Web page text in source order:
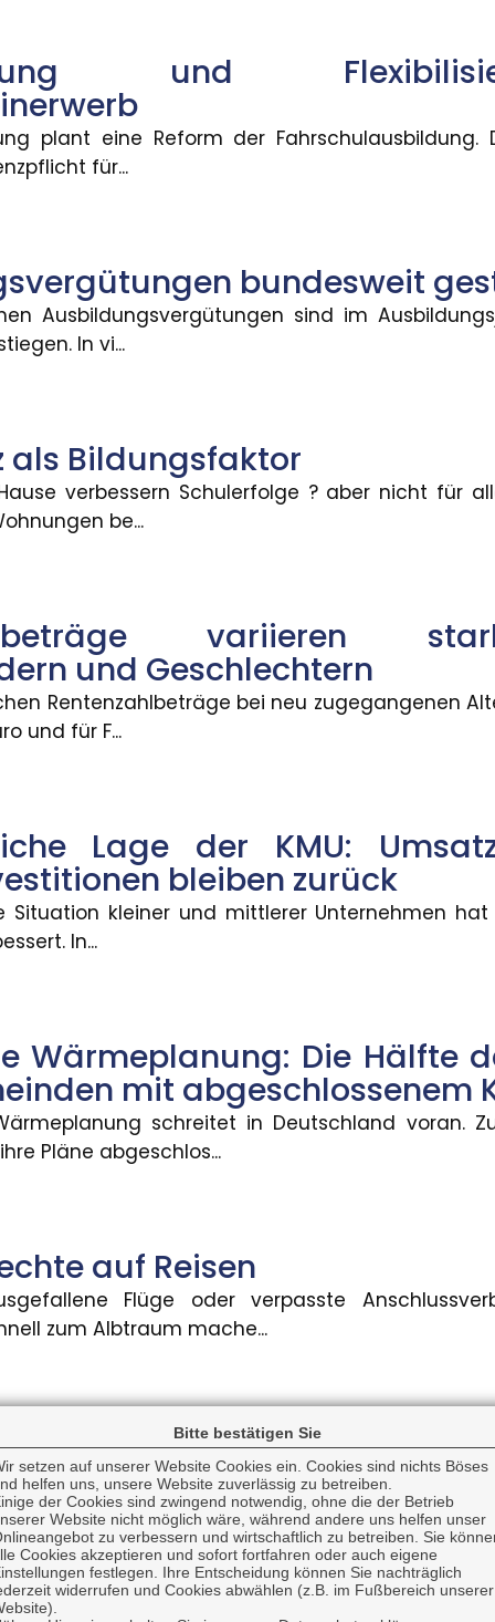
und
plant eine Reform der Fahrschulausbildung.
für...
bundesweit
Ausbildungsvergütungen sind im
In vi...
als Bildungsfaktor
verbessern Schulerfolge ? aber nicht für
be...
variieren
und Geschlechtern
Rentenzahlbeträge bei neu zugegangenen
und für F...
Lage der KMU:
bleiben zurück
Situation kleiner und mittlerer Unternehmen
In...
Wärmeplanung: Die Hälfte
mit abgeschlossenem
schreitet in Deutschland voran.
Pläne abgeschlos...
auf Reisen
Flüge oder verpasste
zum Albtraum mache...
für Blitzschäden
und Überspannungsschäden in Deutschland
Sch...
Bitte bestätigen Sie
setzen auf unserer Website Cookies ein. Cookies sind nichts Böses
helfen uns, unsere Website zuverlässig zu betreiben.
der Cookies sind zwingend notwendig, ohne die der Betrieb
Website nicht möglich wäre, während andere uns helfen unser
zu verbessern und wirtschaftlich zu betreiben. Sie
Cookies akzeptieren und sofort fortfahren oder auch eigene
festlegen. Ihre Entscheidung können Sie nachträglich
widerrufen und Cookies abwählen (z.B. im Fußbereich unserer
gestiegen
sind im Ausbildungsjahr 2025/26 im Schnitt
? aber nicht für alle. Die Verfügbarkeit von
stark zwischen
neu zugegangenen Altersrenten betrugen 2025
Umsatz und Gewinn
Unternehmen hat sich im zweiten Quartal
Die Hälfte der
Deutschland voran. Zum 30. Juni 2026 haben
Anschlussverbindungen können den
gestiegen
in Deutschland ist zwar gesunken, dafür
generierte Inhalte
in Deutschland KI-generierte Inhalte wie
für Grundschulkinder
gesetzlichen Anspruch auf
Regress gegen
Rechtsschutzversicherungen Anwälte auch